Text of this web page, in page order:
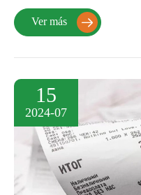
Ver más 
15
2024-07